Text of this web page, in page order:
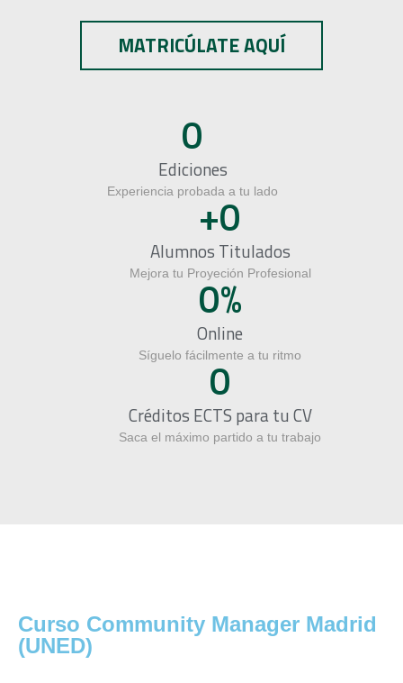
MATRICÚLATE AQUÍ
Ediciones
0
Experiencia probada a tu lado
Alumnos Titulados
+0
Mejora tu Proyeción Profesional
Online
0%
Síguelo fácilmente a tu ritmo
Créditos ECTS para tu CV
0
Saca el máximo partido a tu trabajo
Curso Community Manager Madrid
(UNED)